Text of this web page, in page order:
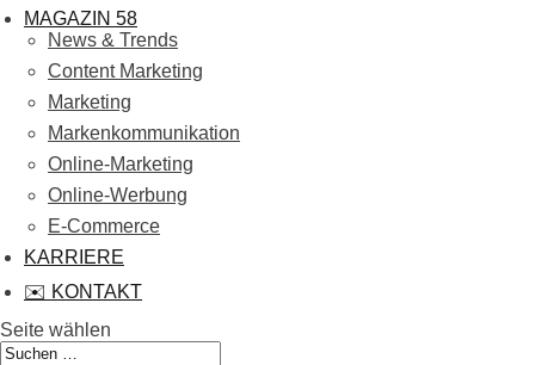
MAGAZIN 58
News & Trends
Content Marketing
Marketing
Markenkommunikation
Online-Marketing
Online-Werbung
E-Commerce
KARRIERE
✉️ KONTAKT
Seite wählen